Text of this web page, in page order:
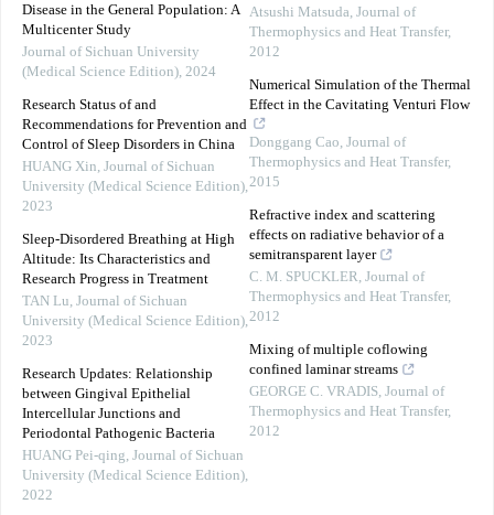
Disease in the General Population: A
Multicenter Study
Journal of Sichuan University
(Medical Science Edition), 2024
Research Status of and
Recommendations for Prevention and
Control of Sleep Disorders in China
HUANG Xin, Journal of Sichuan
University (Medical Science Edition),
2023
Sleep-Disordered Breathing at High
Altitude: Its Characteristics and
Research Progress in Treatment
TAN Lu, Journal of Sichuan
University (Medical Science Edition),
2023
Research Updates: Relationship
between Gingival Epithelial
Intercellular Junctions and
Periodontal Pathogenic Bacteria
HUANG Pei-qing, Journal of Sichuan
University (Medical Science Edition),
2022
Atsushi Matsuda, Journal of
Thermophysics and Heat Transfer,
2012
Numerical Simulation of the Thermal
Effect in the Cavitating Venturi Flow
Donggang Cao, Journal of
Thermophysics and Heat Transfer,
2015
Refractive index and scattering
effects on radiative behavior of a
semitransparent layer
C. M. SPUCKLER, Journal of
Thermophysics and Heat Transfer,
2012
Mixing of multiple coflowing
confined laminar streams
GEORGE C. VRADIS, Journal of
Thermophysics and Heat Transfer,
2012